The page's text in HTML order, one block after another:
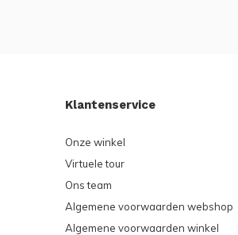
Klantenservice
Onze winkel
Virtuele tour
Ons team
Algemene voorwaarden webshop
Algemene voorwaarden winkel